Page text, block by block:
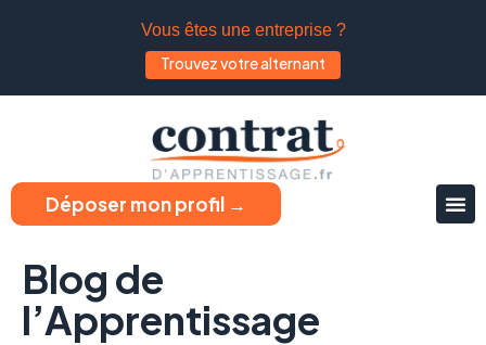
Vous êtes une entreprise ?
Trouvez votre alternant
Déposer mon profil →
Blog de
l’Apprentissage